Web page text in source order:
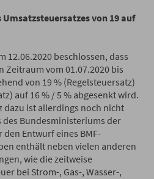
von 19 auf
12.06.2020 beschlossen, dass
Zeitraum vom 01.07.2020 bis
von 19 % (Regelsteuersatz)
auf 16 % / 5 % abgesenkt wird.
dazu ist allerdings noch nicht
Bundesministeriums der
den Entwurf eines BMF-
enthält neben vielen anderen
wie die zeitweise
bei Strom-, Gas-, Wasser-,